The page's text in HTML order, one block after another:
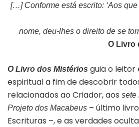
[…] Conforme está escrito: ‘Aos
nome, deu-lhes o direito de se
O Livro
O Livro dos Mistérios guia o leitor
espiritual a fim de descobrir
relacionados ao Criador, aos sete
Projeto dos Macabeus – último
Escrituras –,e as verdades